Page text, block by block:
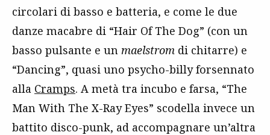
circolari di basso e batteria, e come le due
danze macabre di “Hair Of The Dog” (con un
basso pulsante e un maelstrom di chitarre) e
“Dancing”, quasi uno psycho-billy forsennato
alla Cramps. A metà tra incubo e farsa, “The
Man With The X-Ray Eyes” scodella invece un
battito disco-punk, ad accompagnare un’altra